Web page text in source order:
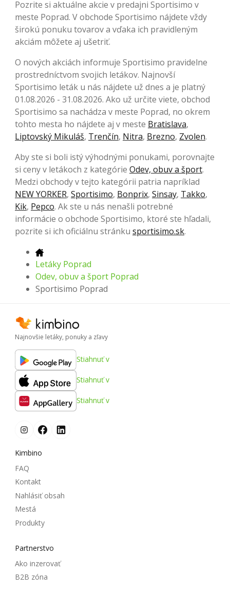
Pozrite si aktuálne akcie v predajni Sportisimo v
meste Poprad. V obchode Sportisimo nájdete vždy
širokú ponuku tovarov a vďaka ich pravidleným
akciám môžete aj ušetriť.
O nových akciách informuje Sportisimo pravidelne
prostredníctvom svojich letákov. Najnovší
Sportisimo leták u nás nájdete už dnes a je platný
01.08.2026 - 31.08.2026. Ako už určite viete, obchod
Sportisimo sa nachádza v meste Poprad, no okrem
tohto mesta ho nájdete aj v meste Bratislava,
Liptovský Mikuláš, Trenčín, Nitra, Brezno, Zvolen.
Aby ste si boli istý výhodnými ponukami, porovnajte
si ceny v letákoch z kategórie Odev, obuv a šport.
Medzi obchody v tejto kategórii patria napríklad
NEW YORKER, Sportisimo, Bonprix, Sinsay, Takko,
Kik, Pepco. Ak ste u nás nenašli potrebné
informácie o obchode Sportisimo, ktoré ste hľadali,
pozrite si ich oficiálnu stránku sportisimo.sk.
Letáky Poprad
Odev, obuv a šport Poprad
Sportisimo Poprad
Najnovšie letáky, ponuky a zľavy
Stiahnuť v
Stiahnuť v
Stiahnuť v
Kimbino
FAQ
Kontakt
Nahlásiť obsah
Mestá
Produkty
Partnerstvo
Ako inzerovať
B2B zóna